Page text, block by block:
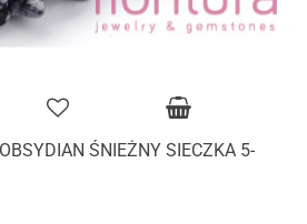
ŚNIEŻNY SIECZKA 5-